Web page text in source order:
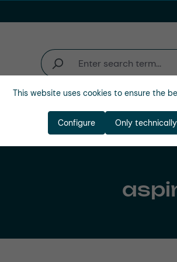
Secteurs d'activité Entreprise
This website uses cookies to ensure the
Only
Configure